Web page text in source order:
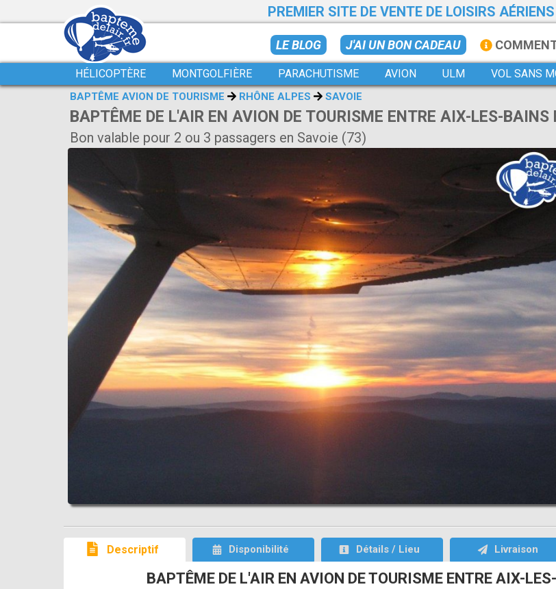
PREMIER SITE DE VENTE DE LOISIRS
LE BLOG J'AI UN BON CADEAU
HÉLICOPTÈRE MONTGOLFIÈRE PARACHUTISME AVION ULM VOL SANS
BAPTÊME AVION DE TOURISME RHÔNE ALPES SAVOIE
BAPTÊME DE L'AIR EN AVION DE TOURISME ENTRE AIX-LES-
Bon valable pour 2 ou 3 passagers en Savoie (73)
Descriptif Disponibilité Détails / Lieu Livraison
BAPTÊME DE L'AIR EN AVION DE TOURISME ENTRE AIX-